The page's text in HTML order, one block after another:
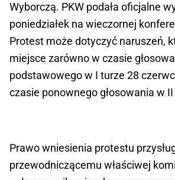
Wyborczą. PKW podała oficjalne
poniedziałek na wieczornej
Protest może dotyczyć naruszeń,
miejsce zarówno w czasie
podstawowego w I turze 28
czasie ponownego głosowania w
Prawo wniesienia protestu
przewodniczącemu właściwej